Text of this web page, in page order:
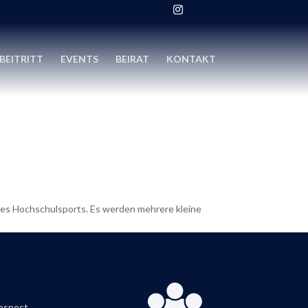
BEITRITT EVENTS BEIRAT KONTAKT
Hochschulsports. Es werden mehrere kleine